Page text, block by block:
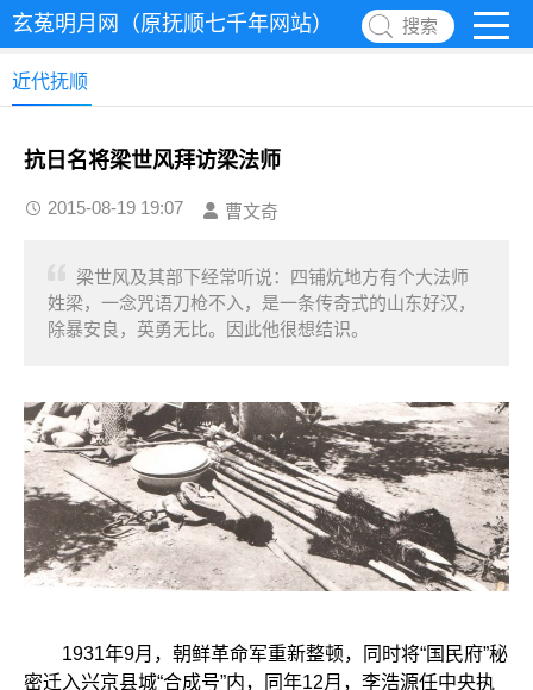
玄菟明月网（原抚顺七千年网站） 搜索
近代抚顺
抗日名将梁世风拜访梁法师
2015-08-19 19:07 曹文奇
梁世风及其部下经常听说：四铺炕地方有个大法师
姓梁，一念咒语刀枪不入，是一条传奇式的山东好汉，
除暴安良，英勇无比。因此他很想结识。
1931年9月，朝鲜革命军重新整顿，同时将“国民府”秘
密迁入兴京县城“合成号”内，同年12月，李浩源任中央执